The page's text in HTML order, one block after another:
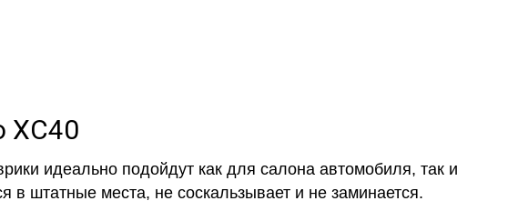
XC40
идеально подойдут как для салона автомобиля, так и
в штатные места, не соскальзывает и не заминается.